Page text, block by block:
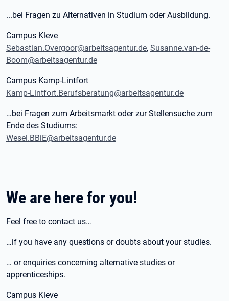
...bei Fragen zu Alternativen in Studium oder Ausbildung.
Campus Kleve
Sebastian.Overgoor@arbeitsagentur.de, Susanne.van-de-
Boom@arbeitsagentur.de
Campus Kamp-Lintfort
Kamp-Lintfort.Berufsberatung@arbeitsagentur.de
…bei Fragen zum Arbeitsmarkt oder zur Stellensuche zum
Ende des Studiums:
Wesel.BBiE@arbeitsagentur.de
We are here for you!
Feel free to contact us…
…if you have any questions or doubts about your studies.
… or enquiries concerning alternative studies or
apprenticeships.
Campus Kleve